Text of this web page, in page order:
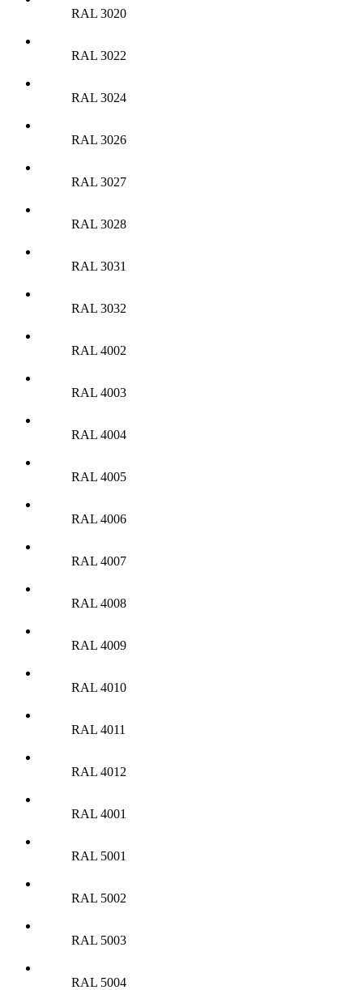
RAL 3020
RAL 3022
RAL 3024
RAL 3026
RAL 3027
RAL 3028
RAL 3031
RAL 3032
RAL 4002
RAL 4003
RAL 4004
RAL 4005
RAL 4006
RAL 4007
RAL 4008
RAL 4009
RAL 4010
RAL 4011
RAL 4012
RAL 4001
RAL 5001
RAL 5002
RAL 5003
RAL 5004